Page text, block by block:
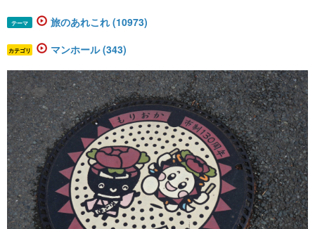
テーマ 旅のあれこれ (10973)
カテゴリ マンホール (343)